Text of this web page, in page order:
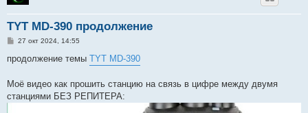
TYT MD-390 продолжение
С
о
е
н
и
27 окт 2024, 14:55
продолжение темы TYT MD-390
Моё видео как прошить станцию на связь в цифре между двумя
станциями БЕЗ РЕПИТЕРА: